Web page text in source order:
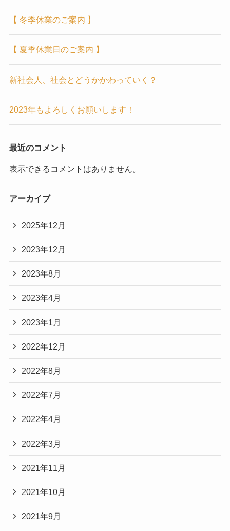
【 冬季休業のご案内 】
【 夏季休業日のご案内 】
新社会人、社会とどうかかわっていく？
2023年もよろしくお願いします！
最近のコメント
表示できるコメントはありません。
アーカイブ
2025年12月
2023年12月
2023年8月
2023年4月
2023年1月
2022年12月
2022年8月
2022年7月
2022年4月
2022年3月
2021年11月
2021年10月
2021年9月